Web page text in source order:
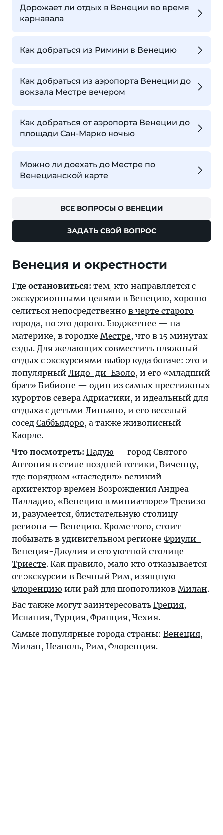
Дорожает ли отдых в Венеции во время
карнавала
Как добраться из Римини в Венецию
Как добраться из аэропорта Венеции до
вокзала Местре вечером
Как добраться от аэропорта Венеции до
площади Сан-Марко ночью
Можно ли доехать до Местре по
Венецианской карте
ВСЕ ВОПРОСЫ О ВЕНЕЦИИ
ЗАДАТЬ СВОЙ ВОПРОС
Венеция и окрестности
Где остановиться: тем, кто направляется с
экскурсионными целями в Венецию, хорошо
селиться непосредственно в черте старого
города, но это дорого. Бюджетнее — на
материке, в городке Местре, что в 15 минутах
езды. Для желающих совместить пляжный
отдых с экскурсиями выбор куда богаче: это и
популярный Лидо-ди-Езоло, и его «младший
брат» Бибионе — один из самых престижных
курортов севера Адриатики, и идеальный для
отдыха с детьми Линьяно, и его веселый
сосед Саббьядоро, а также живописный
Каорле.
Что посмотреть: Падую — город Святого
Антония в стиле поздней готики, Виченцу,
где порядком «наследил» великий
архитектор времен Возрождения Андреа
Палладио, «Венецию в миниатюре» Тревизо
и, разумеется, блистательную столицу
региона — Венецию. Кроме того, стоит
побывать в удивительном регионе Фриули-
Венеция-Джулия и его уютной столице
Триесте. Как правило, мало кто отказывается
от экскурсии в Вечный Рим, изящную
Флоренцию или рай для шопоголиков Милан.
Вас также могут заинтересовать Греция,
Испания, Турция, Франция, Чехия.
Самые популярные города страны: Венеция,
Милан, Неаполь, Рим, Флоренция.